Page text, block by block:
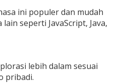
ini populer dan mudah
seperti JavaScript, Java,
lebih dalam sesuai
pribadi.